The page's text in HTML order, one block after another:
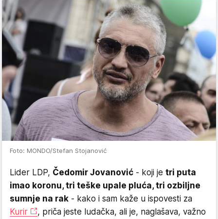
Foto: MONDO/Stefan Stojanović
Lider LDP, Čedomir Jovanović - koji je tri puta
imao koronu, tri teške upale pluća, tri ozbiljne
sumnje na rak - kako i sam kaže u ispovesti za
Kurir
, priča jeste ludačka, ali je, naglašava, važno